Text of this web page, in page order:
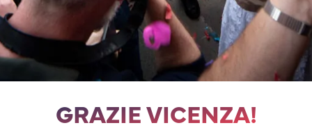
GRAZIE VICENZA!